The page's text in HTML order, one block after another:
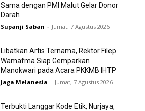
Sama dengan PMI Malut Gelar Donor
Darah
Supanji Saban - Jumat, 7 Agustus 2026
Libatkan Artis Ternama, Rektor Filep
Wamafma Siap Gemparkan
Manokwari pada Acara PKKMB IHTP
Jaga Melanesia - Jumat, 7 Agustus 2026
Terbukti Langgar Kode Etik, Nurjaya,